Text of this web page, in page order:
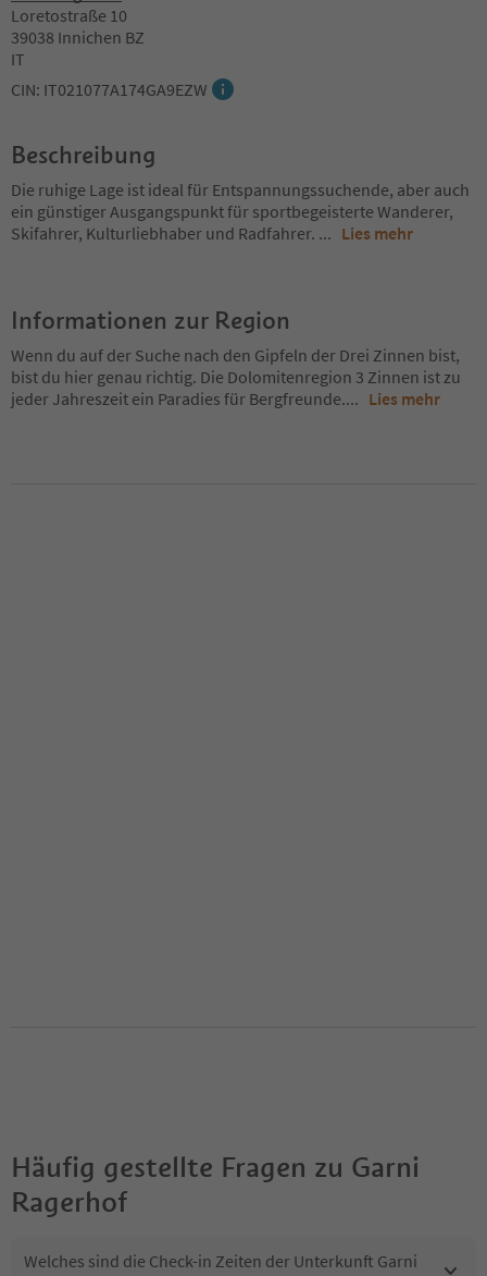
Loretostraße 10
39038 Innichen BZ
IT
CIN: IT021077A174GA9EZW
Beschreibung
Die ruhige Lage ist ideal für Entspannungssuchende, aber auch
ein günstiger Ausgangspunkt für sportbegeisterte Wanderer,
Skifahrer, Kulturliebhaber und Radfahrer. ... Lies mehr
Informationen zur Region
Wenn du auf der Suche nach den Gipfeln der Drei Zinnen bist,
bist du hier genau richtig. Die Dolomitenregion 3 Zinnen ist zu
jeder Jahreszeit ein Paradies für Bergfreunde.... Lies mehr
Häufig gestellte Fragen zu Garni
Ragerhof
Welches sind die Check-in Zeiten der Unterkunft Garni